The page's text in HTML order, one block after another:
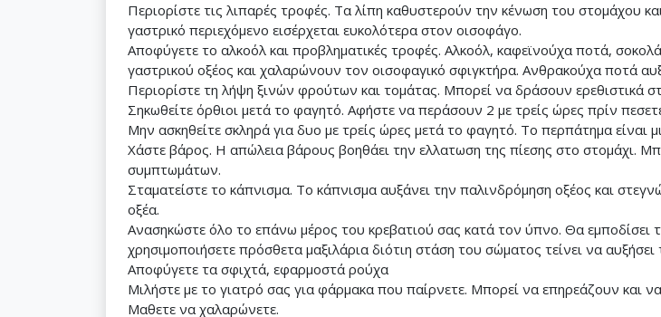
Περιορίστε τις λιπαρές τροφές. Τα λίπη καθυστερούν την κένωση του στομάχου
γαστρικό περιεχόμενο εισέρχεται ευκολότερα στον οισοφάγο.
Αποφύγετε το αλκοόλ και προβληματικές τροφές. Αλκοόλ, καφεϊνούχα ποτά,
γαστρικού οξέος και χαλαρώνουν τον οισοφαγικό σφιγκτήρα. Ανθρακούχα ποτά
Περιορίστε τη λήψη ξινών φρούτων και τομάτας. Μπορεί να δράσουν ερεθιστικά
Σηκωθείτε όρθιοι μετά το φαγητό. Αφήστε να περάσουν 2 με τρείς ώρες πρίν
Μην ασκηθείτε σκληρά για δυο με τρείς ώρες μετά το φαγητό. Το περπάτημα είναι
Χάστε βάρος. Η απώλεια βάρους βοηθάει την ελλατωση της πίεσης στο στομάχι.
συμπτωμάτων.
Σταματείστε το κάπνισμα. Το κάπνισμα αυξάνει την παλινδρόμηση οξέος και
οξέα.
Ανασηκώστε όλο το επάνω μέρος του κρεβατιού σας κατά τον ύπνο. Θα
χρησιμοποιήσετε πρόσθετα μαξιλάρια διότιη στάση του σώματος τείνει να αυξήσει
Αποφύγετε τα σφιχτά, εφαρμοστά ρούχα
Μιλήστε με το γιατρό σας για φάρμακα που παίρνετε. Μπορεί να επηρεάζουν και
Μαθετε να χαλαρώνετε.